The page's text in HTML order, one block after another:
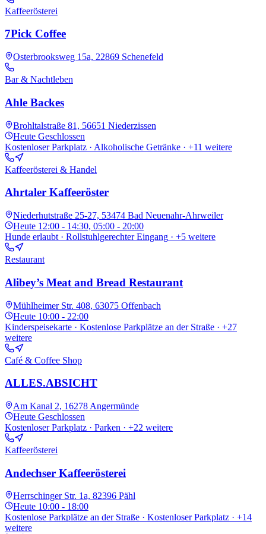
Kaffeerösterei
7Pick Coffee
Osterbrooksweg 15a, 22869 Schenefeld
Bar & Nachtleben
Ahle Backes
Brohltalstraße 81, 56651 Niederzissen
Heute Geschlossen
Kostenloser Parkplatz · Alkoholische Getränke · +11 weitere
Kaffeerösterei & Handel
Ahrtaler Kaffeeröster
Niederhutstraße 25-27, 53474 Bad Neuenahr-Ahrweiler
Heute 12:00 - 14:30, 05:00 - 20:00
Hunde erlaubt · Rollstuhlgerechter Eingang · +5 weitere
Restaurant
Alibey’s Meat and Bread Restaurant
Mühlheimer Str. 408, 63075 Offenbach
Heute 10:00 - 22:00
Kinderspeisekarte · Kostenlose Parkplätze an der Straße · +27
weitere
Café & Coffee Shop
ALLES.ABSICHT
Am Kanal 2, 16278 Angermünde
Heute Geschlossen
Kostenloser Parkplatz · Parken · +22 weitere
Kaffeerösterei
Andechser Kaffeerösterei
Herrschinger Str. 1a, 82396 Pähl
Heute 10:00 - 18:00
Kostenlose Parkplätze an der Straße · Kostenloser Parkplatz · +14
weitere